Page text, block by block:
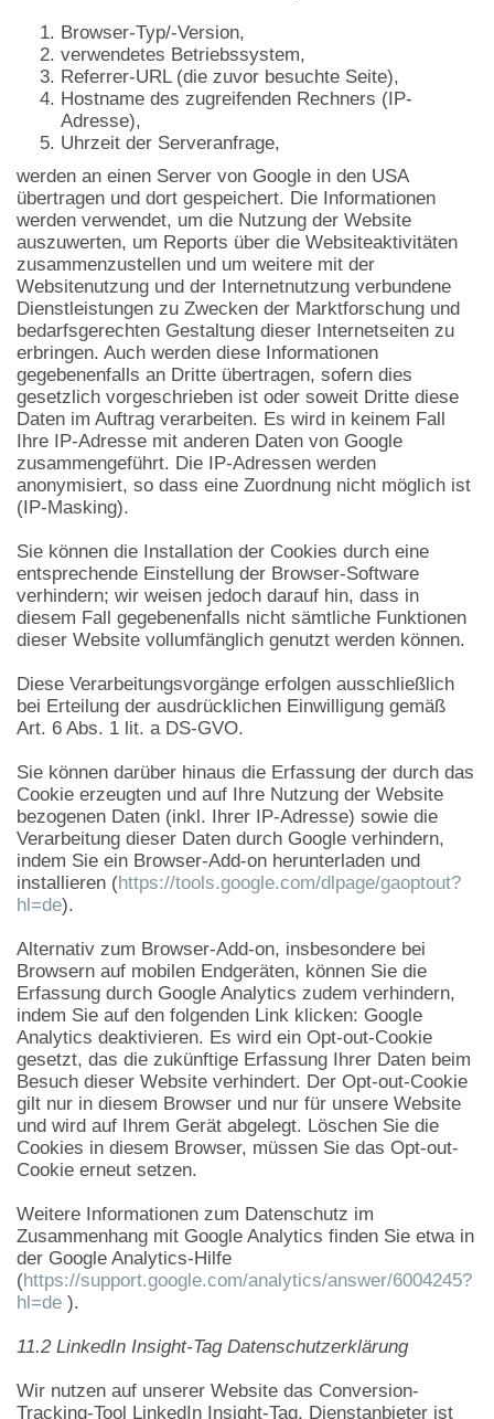
Browser-Typ/-Version,
verwendetes Betriebssystem,
Referrer-URL (die zuvor besuchte Seite),
Hostname des zugreifenden Rechners (IP-
Adresse),
Uhrzeit der Serveranfrage,
werden an einen Server von Google in den USA
übertragen und dort gespeichert. Die Informationen
werden verwendet, um die Nutzung der Website
auszuwerten, um Reports über die Websiteaktivitäten
zusammenzustellen und um weitere mit der
Websitenutzung und der Internetnutzung verbundene
Dienstleistungen zu Zwecken der Marktforschung und
bedarfsgerechten Gestaltung dieser Internetseiten zu
erbringen. Auch werden diese Informationen
gegebenenfalls an Dritte übertragen, sofern dies
gesetzlich vorgeschrieben ist oder soweit Dritte diese
Daten im Auftrag verarbeiten. Es wird in keinem Fall
Ihre IP-Adresse mit anderen Daten von Google
zusammengeführt. Die IP-Adressen werden
anonymisiert, so dass eine Zuordnung nicht möglich ist
(IP-Masking).
Sie können die Installation der Cookies durch eine
entsprechende Einstellung der Browser-Software
verhindern; wir weisen jedoch darauf hin, dass in
diesem Fall gegebenenfalls nicht sämtliche Funktionen
dieser Website vollumfänglich genutzt werden können.
Diese Verarbeitungsvorgänge erfolgen ausschließlich
bei Erteilung der ausdrücklichen Einwilligung gemäß
Art. 6 Abs. 1 lit. a DS-GVO.
Sie können darüber hinaus die Erfassung der durch das
Cookie erzeugten und auf Ihre Nutzung der Website
bezogenen Daten (inkl. Ihrer IP-Adresse) sowie die
Verarbeitung dieser Daten durch Google verhindern,
indem Sie ein Browser-Add-on herunterladen und
installieren (https://tools.google.com/dlpage/gaoptout?
hl=de).
Alternativ zum Browser-Add-on, insbesondere bei
Browsern auf mobilen Endgeräten, können Sie die
Erfassung durch Google Analytics zudem verhindern,
indem Sie auf den folgenden Link klicken: Google
Analytics deaktivieren. Es wird ein Opt-out-Cookie
gesetzt, das die zukünftige Erfassung Ihrer Daten beim
Besuch dieser Website verhindert. Der Opt-out-Cookie
gilt nur in diesem Browser und nur für unsere Website
und wird auf Ihrem Gerät abgelegt. Löschen Sie die
Cookies in diesem Browser, müssen Sie das Opt-out-
Cookie erneut setzen.
Weitere Informationen zum Datenschutz im
Zusammenhang mit Google Analytics finden Sie etwa in
der Google Analytics-Hilfe
(https://support.google.com/analytics/answer/6004245?
hl=de ).
11.2 LinkedIn Insight-Tag Datenschutzerklärung
Wir nutzen auf unserer Website das Conversion-
Tracking-Tool LinkedIn Insight-Tag. Dienstanbieter ist